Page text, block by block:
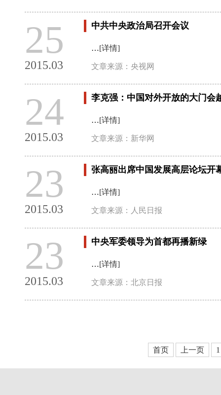
25
2015.03
中共中央政治局召开会议
…[详情]
文章来源：央视网
24
2015.03
李克强：中国对外开放的大门会
…[详情]
文章来源：新华网
23
2015.03
张高丽出席中国发展高层论坛开
…[详情]
文章来源：人民日报
23
2015.03
中央军委领导为首都再播新绿
…[详情]
文章来源：北京日报
首页 上一页 1